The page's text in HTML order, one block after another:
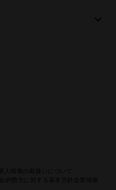
個人情報の取扱いについて
会的勢力に対する基本方針